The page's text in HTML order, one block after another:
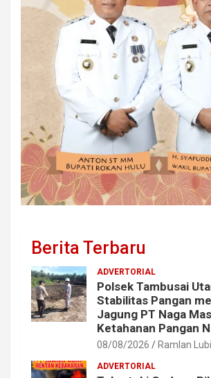
Berita Terbaru
ADVERTORIAL
Polsek Tambusai
Stabilitas Pangan
Jagung PT Naga
Ketahanan Pangan
08/08/2026 Ramlan
ADVERTORIAL